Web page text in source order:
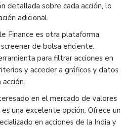
detallada sobre cada acción, lo
adicional.
Finance es otra plataforma
de bolsa eficiente.
para filtrar acciones en
y acceder a gráficos y datos
en el mercado de valores
una excelente opción. Ofrece un
en acciones de la India y